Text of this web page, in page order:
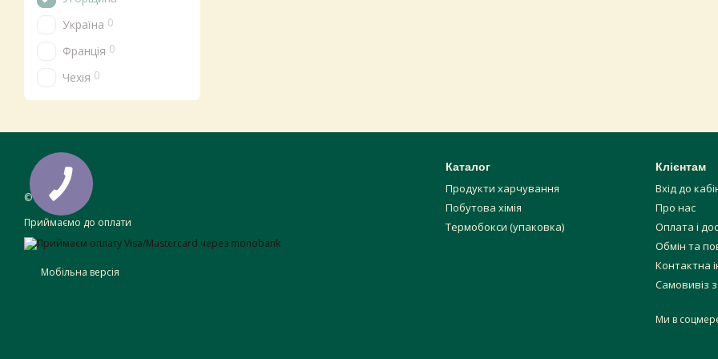
Україна 0
Франція 0
Чехія 0
© 2017—2026
Приймаємо до оплати
Мобільна версія
Каталог
Продукти харчування
Побутова хімія
Термобокси (упаковка)
Клієнтам
Вхід до
Про нас
Оплата і
Обмін та
Контактна
Самовивіз
Ми в